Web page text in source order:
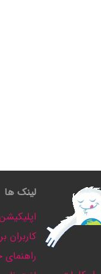
لینک ها
کاربران